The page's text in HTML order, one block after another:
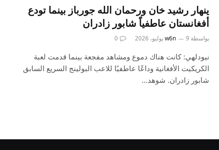
ينهار رشيد خان ورحمان الله جورباز بينما تودع
أفغانستان عاطفياً شابور زادران
بواسطة w6n 9 يوليو، 2026 0
نيودلهي: كانت هناك دموع ومشاهد مفجعة بينما قدمت لعبة
الكريكيت الأفغانية وداعًا عاطفيًا للاعب البولينج السريع السابق
شابور زادران. شوهد…